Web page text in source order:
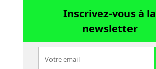
Inscrivez-vous à la
newsletter